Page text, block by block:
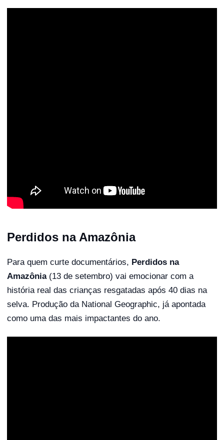
Perdidos na Amazônia
Para quem curte documentários, Perdidos na
Amazônia(13 de setembro) vai emocionar com a
história real das crianças resgatadas após 40 dias na
selva. Produção da National Geographic, já apontada
como uma das mais impactantes do ano.